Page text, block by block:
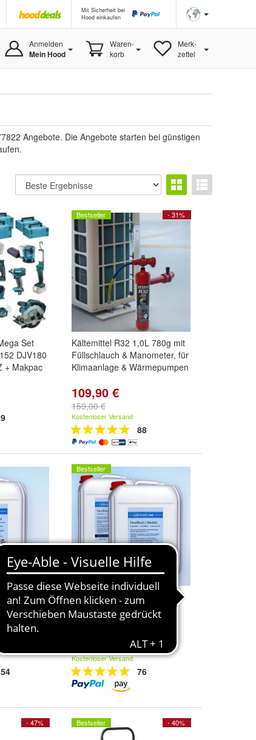
Mit Sicherheit bei
Hood einkaufen
Anmelden
Mein Hood
Waren-
korb
Merk-
zettel
Angebote. Die Angebote starten bei günstigen
Set
DJV180
+ Makpac
- 31%
Bestseller
Kältemittel R32 1,0L 780g mit
Füllschlauch & Manometer, für
Klimaanlage & Wärmepumpen
109,90 €
159,00 €
Kostenloser Versand
88
Bestseller
20L Paraffinöl, medizinische
Qualität (DAB) hochreines
Universalöl, 20 Liter
(6,25 €/l)
Kostenloser Versand
76
- 47% - 40%
Bestseller